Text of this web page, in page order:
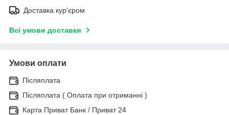
Доставка кур'єром
Всі умови доставки
Умови оплати
Післяплата
Післяплата ( Оплата при отриманні )
Карта Приват Банк / Приват 24